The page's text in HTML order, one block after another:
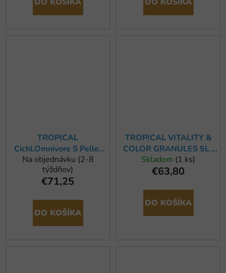
TROPICAL
Cichl.Omnivore S Pellet
10L/3,6kg
Na objednávku (2-8
týždňov)
€71,25
DO KOŠÍKA
TROPICAL VITALITY &
COLOR GRANULES 5L /
2,75kg
Skladom (1 ks)
€63,80
DO KOŠÍKA